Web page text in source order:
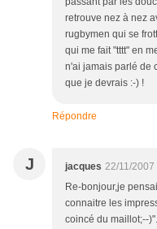
retrouve nez à nez
rugbymen qui se
qui me fait "tttt" en
n'ai jamais parlé de
que je devrais :-) !
Répondre
J jacques 22/11/2007
Re-bonjour,je
connaitre les
coincé du maillot;--